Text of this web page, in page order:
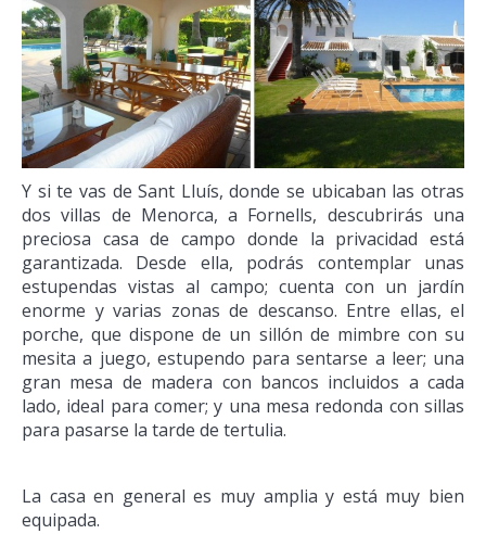
Y si te vas de Sant Lluís, donde se ubicaban las otras
dos villas de Menorca, a Fornells, descubrirás una
preciosa casa de campo donde la privacidad está
garantizada. Desde ella, podrás contemplar unas
estupendas vistas al campo; cuenta con un jardín
enorme y varias zonas de descanso. Entre ellas, el
porche, que dispone de un sillón de mimbre con su
mesita a juego, estupendo para sentarse a leer; una
gran mesa de madera con bancos incluidos a cada
lado, ideal para comer; y una mesa redonda con sillas
para pasarse la tarde de tertulia.
La casa en general es muy amplia y está muy bien
equipada.